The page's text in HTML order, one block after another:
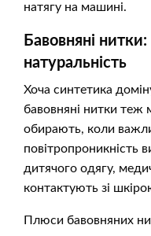
натягу на машині.
Бавовняні
натуральність
Хоча синтетика
бавовняні нитки теж
обирають, коли
повітропроникність
дитячого одягу,
контактують зі
Плюси бавовняних